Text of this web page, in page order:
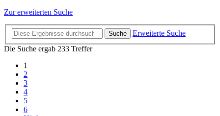
Zur erweiterten Suche
Suche
Erweiterte Suche
Die Suche ergab 233 Treffer
1
2
3
4
5
6